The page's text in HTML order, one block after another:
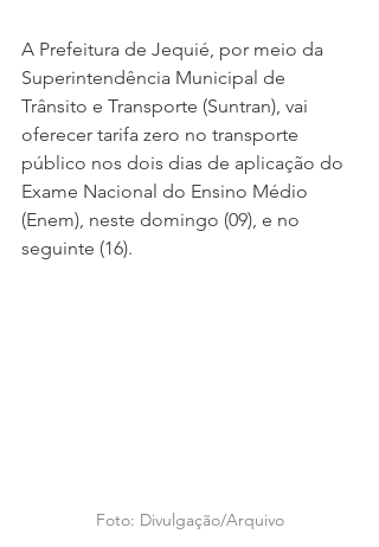
A Prefeitura de Jequié, por meio da
Superintendência Municipal de
Trânsito e Transporte (Suntran), vai
oferecer tarifa zero no transporte
público nos dois dias de aplicação do
Exame Nacional do Ensino Médio
(Enem), neste domingo (09), e no
seguinte (16).
Foto: Divulgação/Arquivo